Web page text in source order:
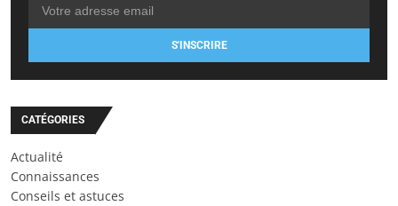
S'INSCRIRE
CATÉGORIES
Actualité
Connaissances
Conseils et astuces